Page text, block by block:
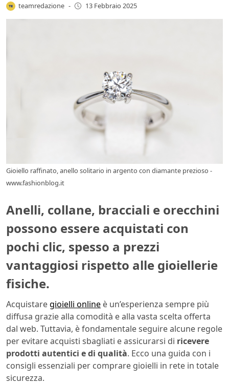
teamredazione - 13 Febbraio 2025
Gioiello raffinato, anello solitario in argento con diamante prezioso -
www.fashionblog.it
Anelli, collane, bracciali e orecchini
possono essere acquistati con
pochi clic, spesso a prezzi
vantaggiosi rispetto alle gioiellerie
fisiche.
Acquistaregioielli online è un’esperienza sempre più
diffusa grazie alla comodità e alla vasta scelta offerta
dal web. Tuttavia, è fondamentale seguire alcune regole
per evitare acquisti sbagliati e assicurarsi di ricevere
prodotti autentici e di qualità. Ecco una guida con i
consigli essenziali per comprare gioielli in rete in totale
sicurezza.